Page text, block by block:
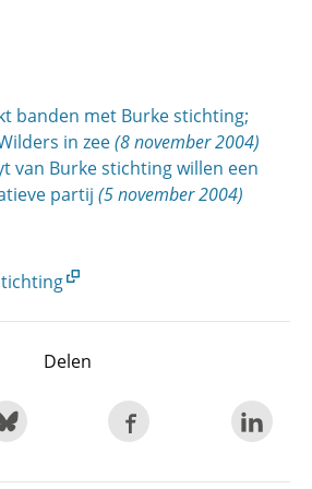
banden met Burke stichting;
in zee(8 november 2004)
van Burke stichting willen een
partij (5 november 2004)
Delen